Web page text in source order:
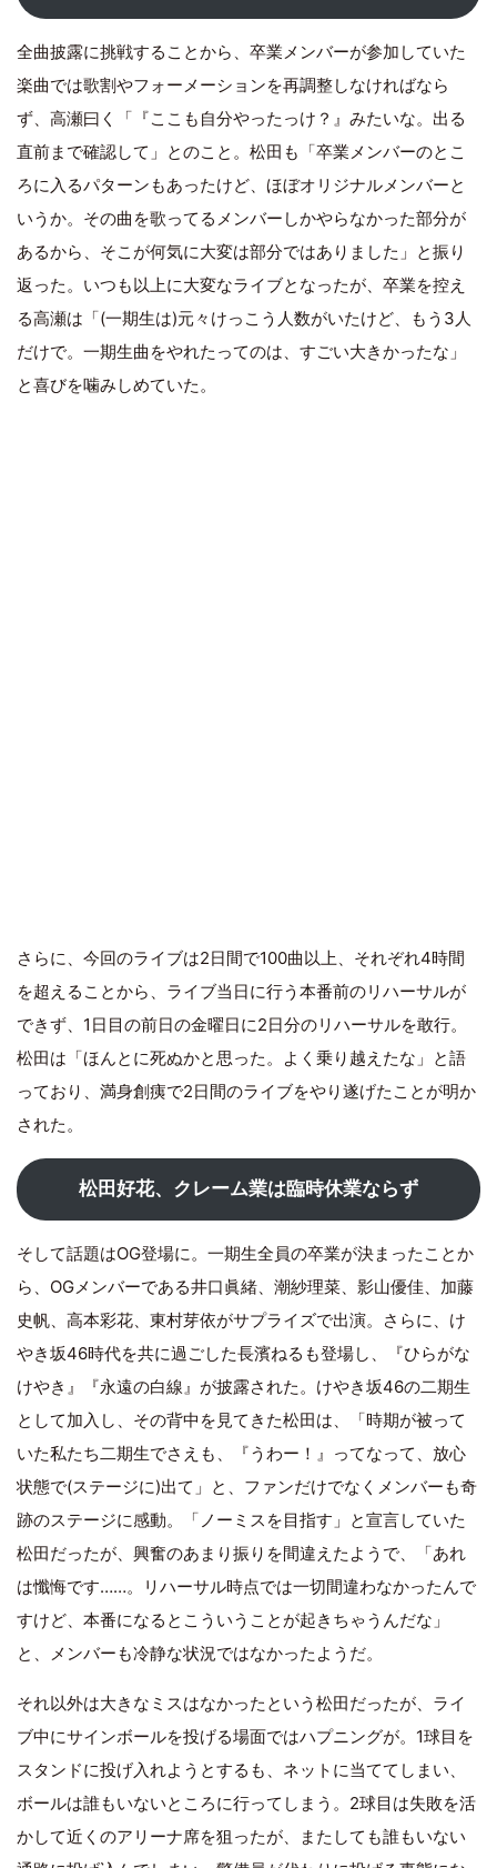
全曲披露に挑戦することから、卒業メンバーが参加していた
楽曲では歌割やフォーメーションを再調整しなければなら
ず、高瀬曰く「『ここも自分やったっけ？』みたいな。出る
直前まで確認して」とのこと。松田も「卒業メンバーのとこ
ろに入るパターンもあったけど、ほぼオリジナルメンバーと
いうか。その曲を歌ってるメンバーしかやらなかった部分が
あるから、そこが何気に大変は部分ではありました」と振り
返った。いつも以上に大変なライブとなったが、卒業を控え
る高瀬は「(一期生は)元々けっこう人数がいたけど、もう3人
だけで。一期生曲をやれたってのは、すごい大きかったな」
と喜びを噛みしめていた。
さらに、今回のライブは2日間で100曲以上、それぞれ4時間
を超えることから、ライブ当日に行う本番前のリハーサルが
できず、1日目の前日の金曜日に2日分のリハーサルを敢行。
松田は「ほんとに死ぬかと思った。よく乗り越えたな」と語
っており、満身創痍で2日間のライブをやり遂げたことが明か
された。
松田好花、クレーム業は臨時休業ならず
そして話題はOG登場に。一期生全員の卒業が決まったことか
ら、OGメンバーである井口眞緒、潮紗理菜、影山優佳、加藤
史帆、高本彩花、東村芽依がサプライズで出演。さらに、け
やき坂46時代を共に過ごした長濱ねるも登場し、『ひらがな
けやき』『永遠の白線』が披露された。けやき坂46の二期生
として加入し、その背中を見てきた松田は、「時期が被って
いた私たち二期生でさえも、『うわー！』ってなって、放心
状態で(ステージに)出て」と、ファンだけでなくメンバーも奇
跡のステージに感動。「ノーミスを目指す」と宣言していた
松田だったが、興奮のあまり振りを間違えたようで、「あれ
は懺悔です……。リハーサル時点では一切間違わなかったんで
すけど、本番になるとこういうことが起きちゃうんだな」
と、メンバーも冷静な状況ではなかったようだ。
それ以外は大きなミスはなかったという松田だったが、ライ
ブ中にサインボールを投げる場面ではハプニングが。1球目を
スタンドに投げ入れようとするも、ネットに当ててしまい、
ボールは誰もいないところに行ってしまう。2球目は失敗を活
かして近くのアリーナ席を狙ったが、またしても誰もいない